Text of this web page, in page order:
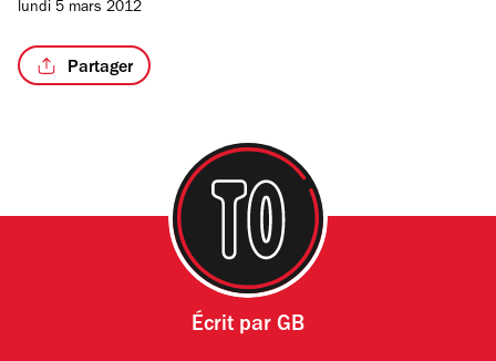
lundi 5 mars 2012
Partager
Écrit par GB